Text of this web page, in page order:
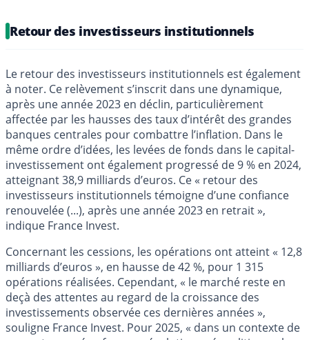
Retour des investisseurs institutionnels
Le retour des investisseurs institutionnels est également
à noter. Ce relèvement s’inscrit dans une dynamique,
après une année 2023 en déclin, particulièrement
affectée par les hausses des taux d’intérêt des grandes
banques centrales pour combattre l’inflation. Dans le
même ordre d’idées, les levées de fonds dans le capital-
investissement ont également progressé de 9 % en 2024,
atteignant 38,9 milliards d’euros. Ce « retour des
investisseurs institutionnels témoigne d’une confiance
renouvelée (...), après une année 2023 en retrait »,
indique France Invest.
Concernant les cessions, les opérations ont atteint « 12,8
milliards d’euros », en hausse de 42 %, pour 1 315
opérations réalisées. Cependant, « le marché reste en
deçà des attentes au regard de la croissance des
investissements observée ces dernières années »,
souligne France Invest. Pour 2025, « dans un contexte de